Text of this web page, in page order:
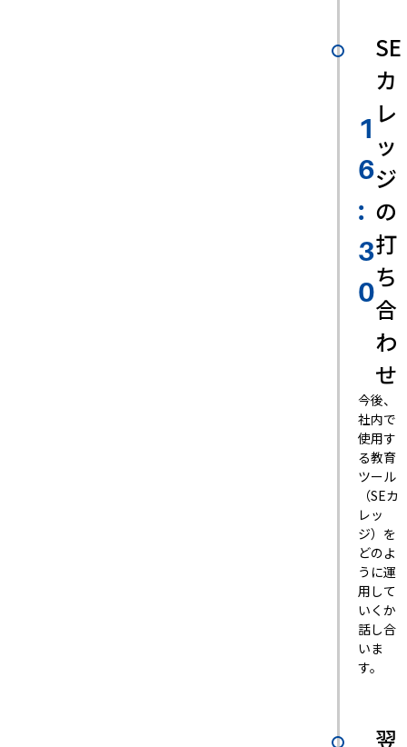
1
6
:
3
0
SE
カ
レ
ッ
ジ
の
打
ち
合
わ
せ
今後、
社内で
使用す
る教育
ツール
（SEカ
レッ
ジ）を
どのよ
うに運
用して
いくか
話し合
いま
す。
翌